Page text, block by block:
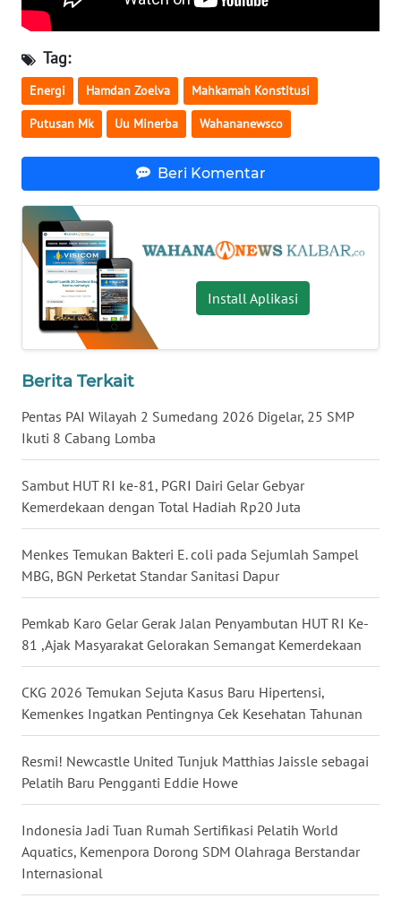
Tag:
Energi Hamdan Zoelva Mahkamah Konstitusi
Putusan Mk Uu Minerba Wahananewsco
Beri Komentar
Install Aplikasi
Berita Terkait
Pentas PAI Wilayah 2 Sumedang 2026 Digelar, 25 SMP
Ikuti 8 Cabang Lomba
Sambut HUT RI ke-81, PGRI Dairi Gelar Gebyar
Kemerdekaan dengan Total Hadiah Rp20 Juta
Menkes Temukan Bakteri E. coli pada Sejumlah Sampel
MBG, BGN Perketat Standar Sanitasi Dapur
Pemkab Karo Gelar Gerak Jalan Penyambutan HUT RI Ke-
81 ,Ajak Masyarakat Gelorakan Semangat Kemerdekaan
CKG 2026 Temukan Sejuta Kasus Baru Hipertensi,
Kemenkes Ingatkan Pentingnya Cek Kesehatan Tahunan
Resmi! Newcastle United Tunjuk Matthias Jaissle sebagai
Pelatih Baru Pengganti Eddie Howe
Indonesia Jadi Tuan Rumah Sertifikasi Pelatih World
Aquatics, Kemenpora Dorong SDM Olahraga Berstandar
Internasional
SULTENG
WN
SULBAR
SUMBAR
WN
SUMSEL
WN
WN
LAMPUNG
WN
NUSANTARA
JOGJA
JATIM
BALI
WN
KALBAR
WN
KALTENG